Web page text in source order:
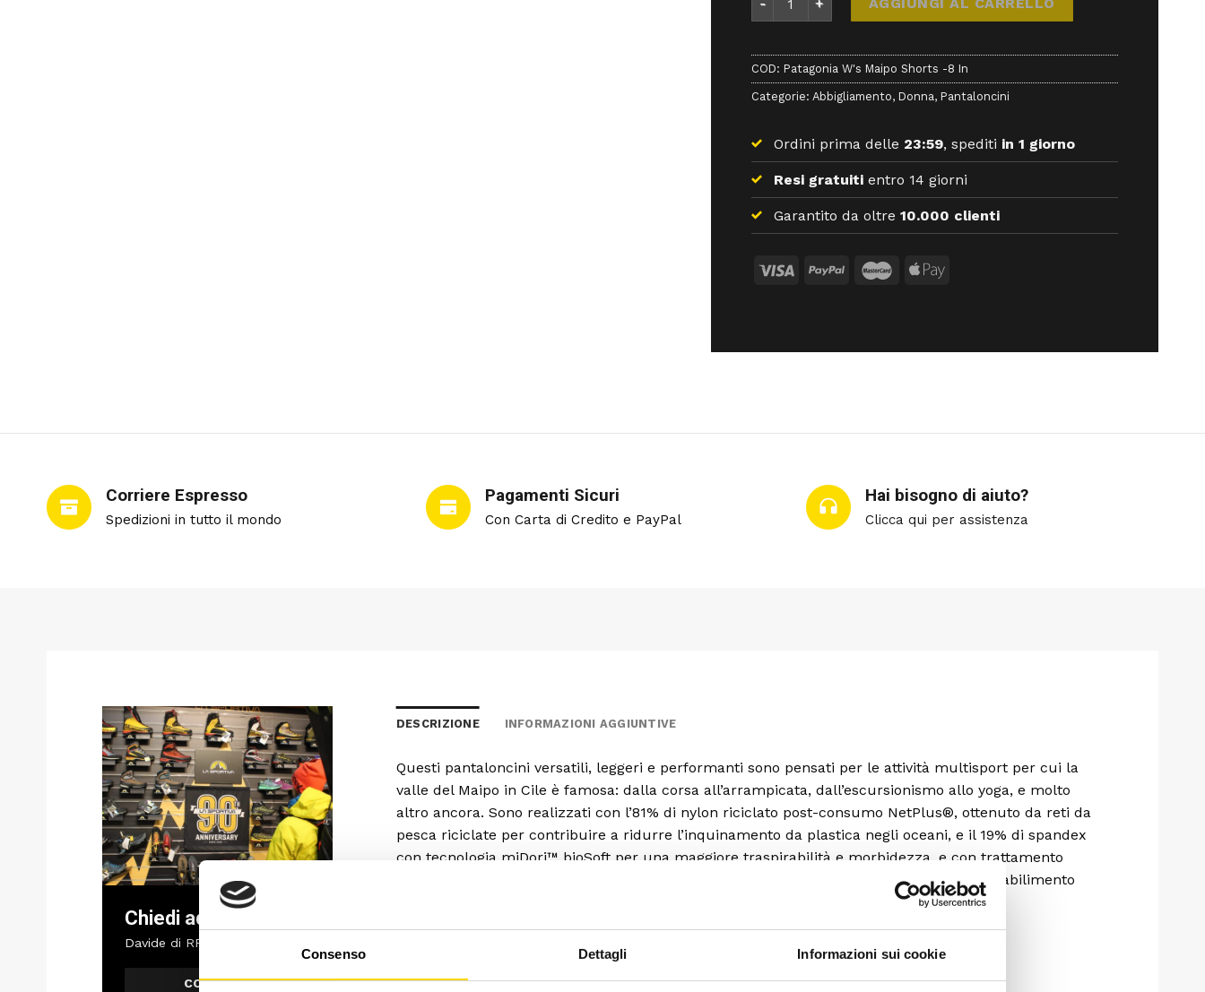
Consenso Dettagli Informazioni sui cookie
AGGIUNGI AL CARRELLO
COD: Patagonia W's Maipo Shorts -8 In
Categorie: Abbigliamento, Donna, Pantaloncini
Ordini prima delle 23:59, spediti in 1 giorno
Resi gratuitientro 14 giorni
Garantito da oltre 10.000 clienti
Corriere Espresso
Spedizioni in tutto il mondo
Pagamenti Sicuri
Con Carta di Credito e PayPal
Hai bisogno di aiuto?
Clicca qui per assistenza
Chiedi ad un esperto
Davide di RRTrek
CONTATTA
DESCRIZIONE INFORMAZIONI AGGIUNTIVE
Questi pantaloncini versatili, leggeri e performanti sono pensati per le attività multisport per cui la
valle del Maipo in Cile è famosa: dalla corsa all’arrampicata, dall’escursionismo allo yoga, e molto
altro ancora. Sono realizzati con l’81% di nylon riciclato post-consumo NetPlus®, ottenuto da reti da
pesca riciclate per contribuire a ridurre l’inquinamento da plastica negli oceani, e il 19% di spandex
con tecnologia miDori™ bioSoft per una maggiore traspirabilità e morbidezza, e con trattamento
antiodore HeiQ® Mint. La lunghezza interna della gamba è di 20 cm. Prodotto in uno stabilimento